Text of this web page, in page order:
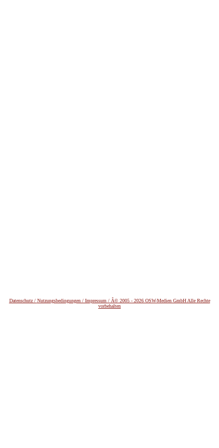
Datenschutz / Nutzungsbedingungen / Impressum / Â© 2005 - 2026 OSW-Medien GmbH Alle Rechte
vorbehalten